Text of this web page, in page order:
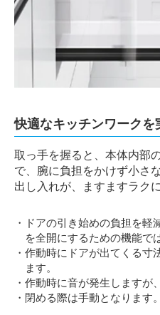
快適なキッチンワークを
取っ手を握ると、本体内部
で、腕に負担をかけず小さ
出し入れが、ますますラクに
・ドアの引き始めの負担を軽
を全開にするための機能で
・作動時にドアが出てくる寸
ます。
・作動時に音が発生しますが
・閉める際は手動となります。